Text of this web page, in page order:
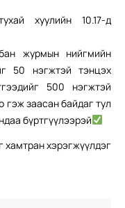
хуулийн 10.17-д
журмын нийгмийн
50 нэгжтэй тэнцэх
500 нэгжтэй
гэж заасан байдаг тул
бүртгүүлээрэй
хамтран хэрэгжүүлдэг